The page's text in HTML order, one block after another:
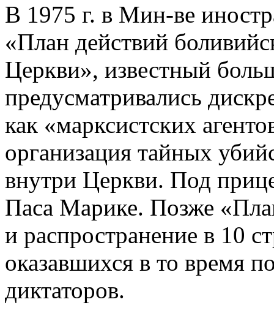
В 1975 г. в Мин-ве
«План действий
Церкви», известный
предусматривались
как «марксистских
организация тайных
внутри Церкви. Под
Паса Марике. Позже
и распространение в 10
оказавшихся в то время
диктаторов.